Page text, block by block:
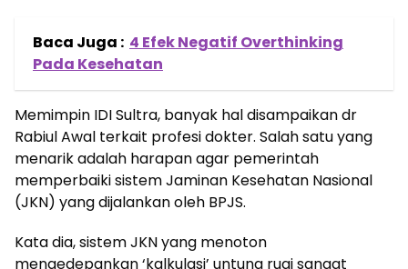
Baca Juga : 4 Efek Negatif Overthinking
Pada Kesehatan
Memimpin IDI Sultra, banyak hal disampaikan dr
Rabiul Awal terkait profesi dokter. Salah satu yang
menarik adalah harapan agar pemerintah
memperbaiki sistem Jaminan Kesehatan Nasional
(JKN) yang dijalankan oleh BPJS.
Kata dia, sistem JKN yang menoton
mengedepankan ‘kalkulasi’ untung rugi sangat